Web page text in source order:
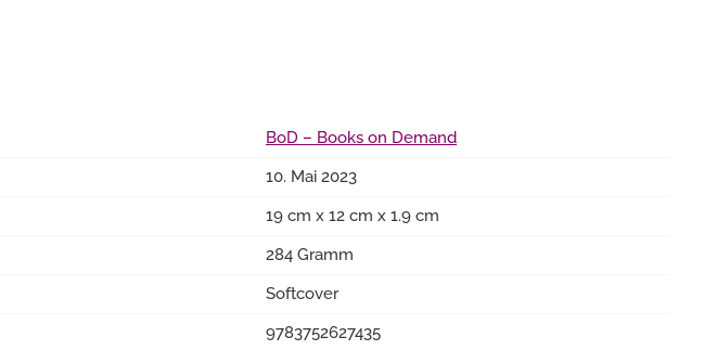
BoD – Books on Demand
10. Mai 2023
19 cm x 12 cm x 1.9 cm
284 Gramm
Softcover
9783752627435